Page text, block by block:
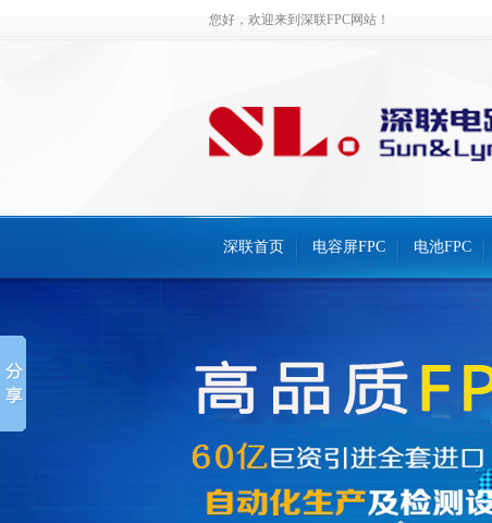
您好，欢迎来到深联FPC网站！
深联首页 电容屏FPC 电池FPC